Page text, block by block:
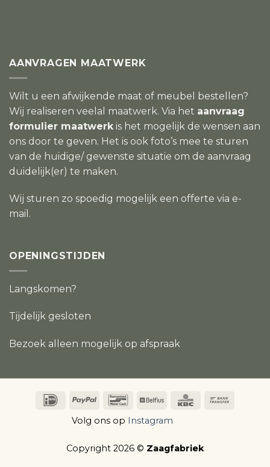
AANVRAGEN MAATWERK
Wilt u een afwijkende maat of meubel bestellen?
Wij realiseren veelal maatwerk. Via het aanvraag
formulier maatwerk is het mogelijk de wensen aan
ons door te geven. Het is ook foto’s mee te sturen
van de huidige/ gewenste situatie om de aanvraag
duidelijk(er) te maken.
Wij sturen zo spoedig mogelijk een offerte via e-
mail.
OPENINGSTIJDEN
Langskomen?
Tijdelijk gesloten
Bezoek alleen mogelijk op afspraak
IDeal PayPal Bancontact
Belfius KBC
Volg ons op Instagram
Copyright 2026 © Zaagfabriek